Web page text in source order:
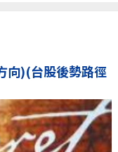
向)(台股後勢路徑